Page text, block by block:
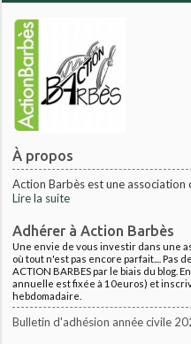
À propos
Action Barbès est une association
Lire la suite
Adhérer à Action Barbès
Une envie de vous investir dans une
où tout n'est pas encore parfait.... Pas
ACTION BARBES par le biais du blog.
annuelle est fixée à 10euros) et
hebdomadaire.
Bulletin d'adhésion année civile